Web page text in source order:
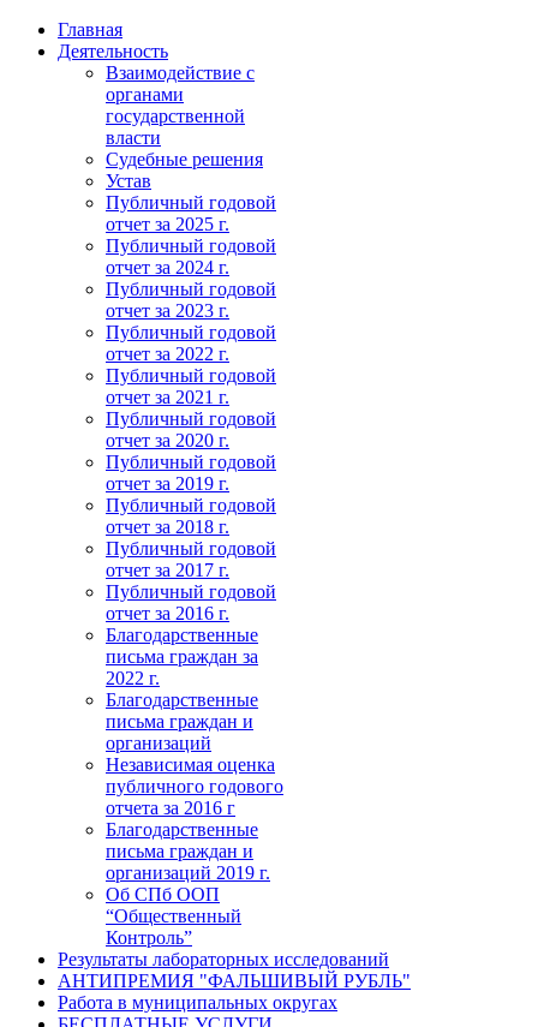
Главная
Деятельность
Взаимодействие с
органами
государственной
власти
Судебные решения
Устав
Публичный годовой
отчет за 2025 г.
Публичный годовой
отчет за 2024 г.
Публичный годовой
отчет за 2023 г.
Публичный годовой
отчет за 2022 г.
Публичный годовой
отчет за 2021 г.
Публичный годовой
отчет за 2020 г.
Публичный годовой
отчет за 2019 г.
Публичный годовой
отчет за 2018 г.
Публичный годовой
отчет за 2017 г.
Публичный годовой
отчет за 2016 г.
Благодарственные
письма граждан за
2022 г.
Благодарственные
письма граждан и
организаций
Независимая оценка
публичного годового
отчета за 2016 г
Благодарственные
письма граждан и
организаций 2019 г.
Об СПб ООП
“Общественный
Контроль”
Результаты лабораторных исследований
АНТИПРЕМИЯ "ФАЛЬШИВЫЙ РУБЛЬ"
Работа в муниципальных округах